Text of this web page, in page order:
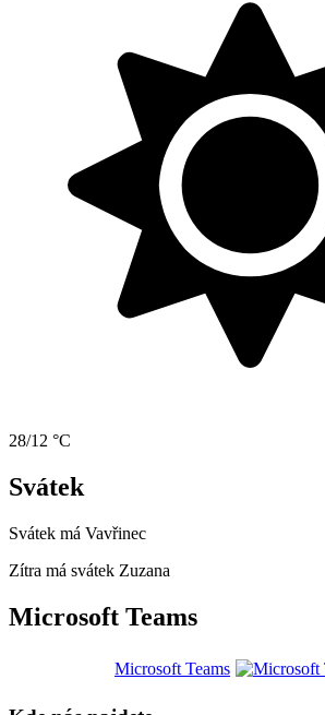
28/12 °C
Svátek
Svátek má Vavřinec
Zítra má svátek Zuzana
Microsoft Teams
Microsoft Teams